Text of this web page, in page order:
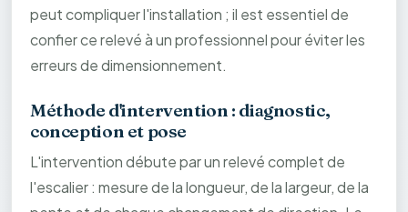
peut compliquer l'installation ; il est essentiel de
confier ce relevé à un professionnel pour éviter les
erreurs de dimensionnement.
Méthode d'intervention : diagnostic,
conception et pose
L'intervention débute par un relevé complet de
l'escalier : mesure de la longueur, de la largeur, de la